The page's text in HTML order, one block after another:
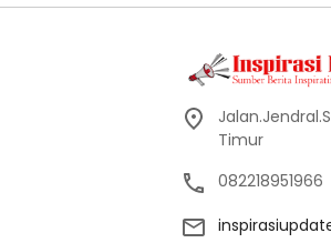
Timur
082218951966